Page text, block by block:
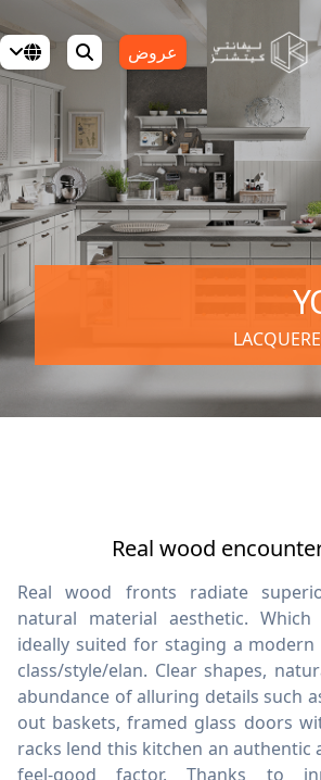
عروض
Real wood
Real wood fronts radiate
natural material aesthetic.
ideally suited for staging a
class/style/elan. Clear shapes,
abundance of alluring details such
out baskets, framed glass doors
racks lend this kitchen an
feel-good factor. Thanks to